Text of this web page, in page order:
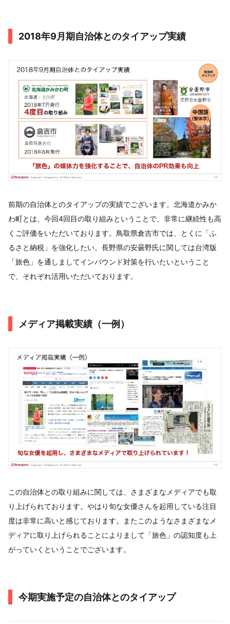
2018年9月期自治体とのタイアップ実績
前期の自治体とのタイアップの実績でございます。北海道かみか
わ町とは、今回4回目の取り組みということで、非常に継続性も高
くご評価をいただいております。鳥取県倉吉市では、とくに「ふ
るさと納税」を強化したい。長野県の安曇野氏に関しては台湾版
「旅色」を通しましてインバウンド対策を行いたいということ
で、それぞれ活用いただいております。
メディア掲載実績（一例）
この自治体との取り組みに関しては、さまざまなメディアでも取
り上げられております。やはり旬な女優さんを起用している注目
度は非常に高いと感じております。またこのようなさまざまなメ
ディアに取り上げられることによりまして「旅色」の認知度も上
がっていくということでございます。
今期実施予定の自治体とのタイアップ